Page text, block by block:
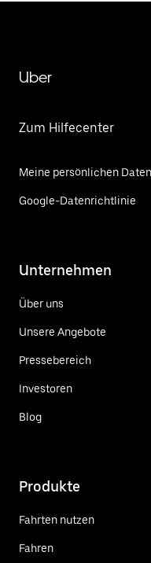
Uber
Zum Hilfecenter
Meine persönlichen
Google-Datenrichtlinie
Unternehmen
Über uns
Unsere Angebote
Pressebereich
Investoren
Blog
Produkte
Fahrten nutzen
Fahren